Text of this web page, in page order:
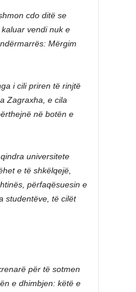
cdo ditë se
vendi nuk e
Mërgim
i cili priren të rinjtë
Zagraxha, e cila
në botën e
universitete
e të shkëlqejë,
përfaqësuesin e
studentëve, të cilët
për të sotmen
e dhimbjen: këtë e